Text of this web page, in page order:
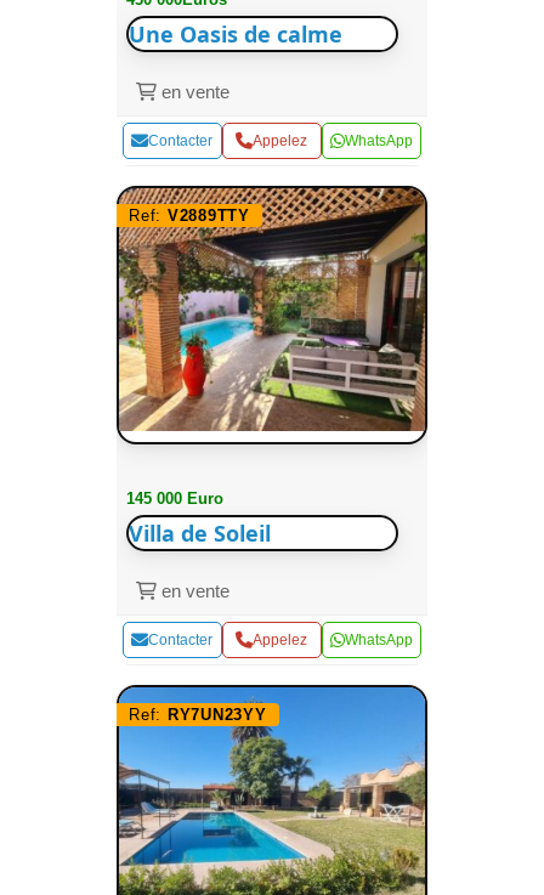
Une Oasis de calme
en vente
Contacter Appelez WhatsApp
Ref: V2889TTY
145 000 Euro
Villa de Soleil
en vente
Contacter Appelez WhatsApp
Ref: RY7UN23YY